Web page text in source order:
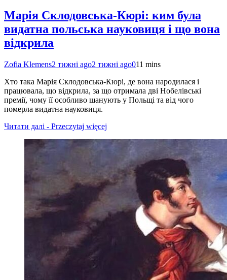
Марія Склодовська-Кюрі: ким була
видатна польська науковиця і що вона
відкрила
Zofia Klemens2 тижні ago2 тижні ago011 mins
Хто така Марія Склодовська-Кюрі, де вона народилася і
працювала, що відкрила, за що отримала дві Нобелівські
премії, чому її особливо шанують у Польщі та від чого
померла видатна науковиця.
Читати далі - Przeczytaj więcej